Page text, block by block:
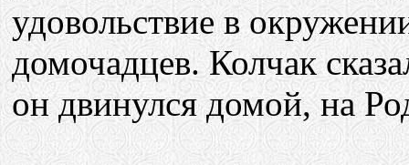
удовольствие в
домочадцев. Колчак
он двинулся домой, на